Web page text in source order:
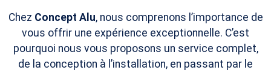
Chez Concept Alu, nous comprenons l’importance de
vous offrir une expérience exceptionnelle. C’est
pourquoi nous vous proposons un service complet,
de la conception à l’installation, en passant par le